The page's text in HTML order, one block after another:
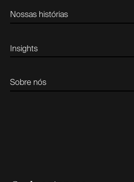
Nossas histórias
Insights
Sobre nós